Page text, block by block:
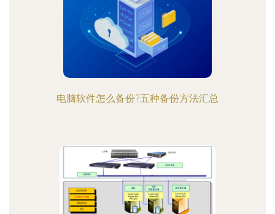
电脑软件怎么备份?五种备份方法汇总